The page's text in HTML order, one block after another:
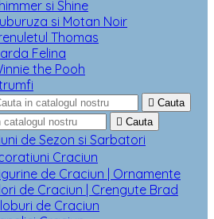
si Shine
si Motan Noir
Thomas
Felina
the Pooh
 Cauta
 Cauta
de Sezon si Sarbatori
Craciun
de Craciun | Ornamente
de Craciun | Crengute Brad
de Craciun